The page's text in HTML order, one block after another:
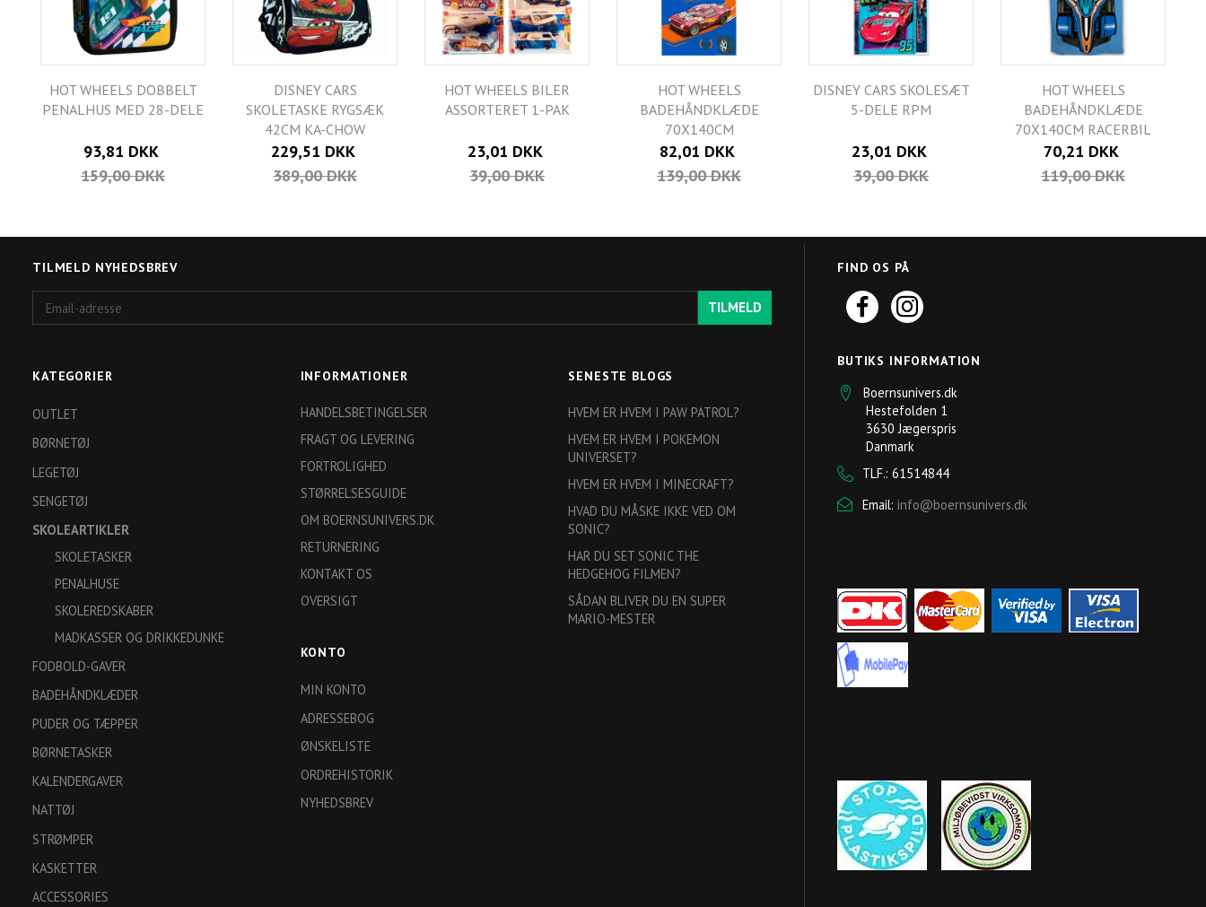
HOT WHEELS DOBBELT
PENALHUS MED 28-DELE
93,81 DKK
159,00 DKK
DISNEY CARS
SKOLETASKE RYGSÆK
42CM KA-CHOW
229,51 DKK
389,00 DKK
HOT WHEELS BILER
ASSORTERET 1-PAK
23,01 DKK
39,00 DKK
HOT WHEELS
BADEHÅNDKLÆDE
70X140CM
82,01 DKK
139,00 DKK
DISNEY CARS SKOLESÆT
5-DELE RPM
23,01 DKK
39,00 DKK
HOT WHEELS
BADEHÅNDKLÆDE
70X140CM RACERBIL
70,21 DKK
119,00 DKK
TILMELD NYHEDSBREV
adresse
TILMELD
KATEGORIER
OUTLET
BØRNETØJ
LEGETØJ
SENGETØJ
SKOLEARTIKLER
SKOLETASKER
PENALHUSE
SKOLEREDSKABER
MADKASSER OG DRIKKEDUNKE
FODBOLD-GAVER
BADEHÅNDKLÆDER
PUDER OG TÆPPER
BØRNETASKER
KALENDERGAVER
NATTØJ
STRØMPER
KASKETTER
ACCESSORIES
INFORMATIONER
HANDELSBETINGELSER
FRAGT OG LEVERING
FORTROLIGHED
STØRRELSESGUIDE
OM BOERNSUNIVERS.DK
RETURNERING
KONTAKT OS
OVERSIGT
KONTO
MIN KONTO
ADRESSEBOG
ØNSKELISTE
ORDREHISTORIK
NYHEDSBREV
SENESTE BLOGS
HVEM ER HVEM I PAW PATROL?
HVEM ER HVEM I POKEMON
UNIVERSET?
HVEM ER HVEM I MINECRAFT?
HVAD DU MÅSKE IKKE VED OM
SONIC?
HAR DU SET SONIC THE
HEDGEHOG FILMEN?
SÅDAN BLIVER DU EN SUPER
MARIO-MESTER
FIND OS PÅ
BUTIKS INFORMATION
Boernsunivers.dk
Hestefolden 1
3630 Jægerspris
Danmark
TLF.: 61514844
Email: info@boernsunivers.dk